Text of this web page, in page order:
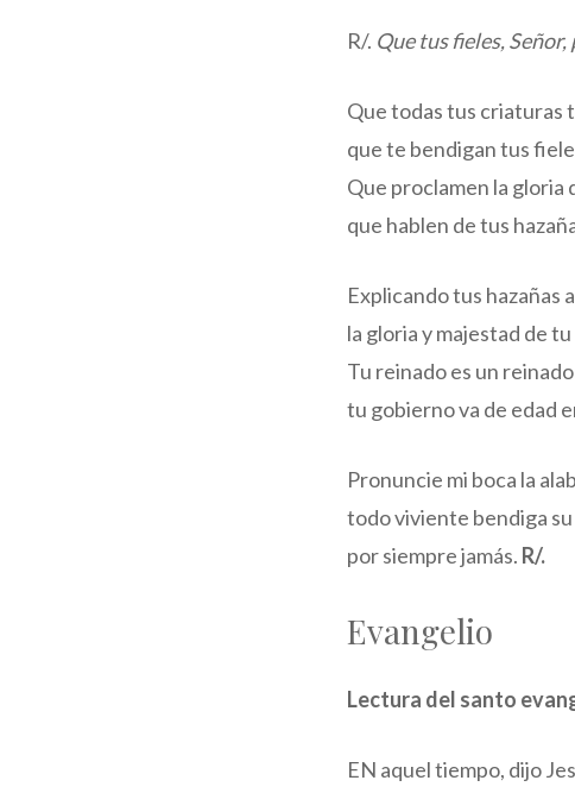
R/. Que tus fieles,
Que todas tus criaturas
que te bendigan tus
Que proclamen la gloria
que hablen de tus
Explicando tus hazañas
la gloria y majestad de
Tu reinado es un
tu gobierno va de edad
Pronuncie mi boca la
todo viviente bendiga
por siempre jamás. R/.
Evangelio
Lectura del santo
EN aquel tiempo, dijo